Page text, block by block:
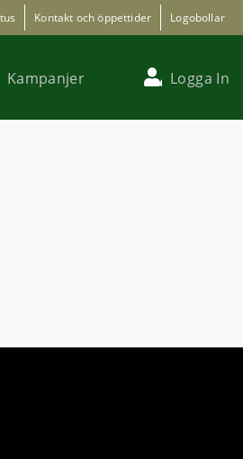
Kontakt och öppettider Logobollar
Kampanjer Logga In